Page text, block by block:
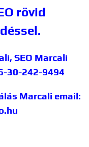
rövid
SEO Marcali
30-242-9494
Marcali email: